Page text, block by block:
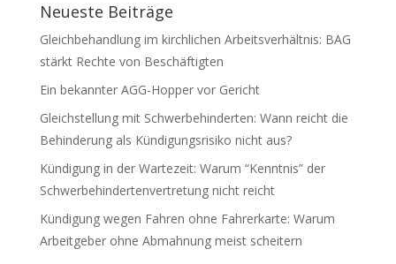
Neueste Beiträge
Gleichbehandlung im kirchlichen Arbeitsverhältnis: BAG
stärkt Rechte von Beschäftigten
Ein bekannter AGG-Hopper vor Gericht
Gleichstellung mit Schwerbehinderten: Wann reicht die
Behinderung als Kündigungsrisiko nicht aus?
Kündigung in der Wartezeit: Warum “Kenntnis” der
Schwerbehindertenvertretung nicht reicht
Kündigung wegen Fahren ohne Fahrerkarte: Warum
Arbeitgeber ohne Abmahnung meist scheitern